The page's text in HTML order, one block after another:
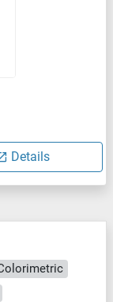
Details